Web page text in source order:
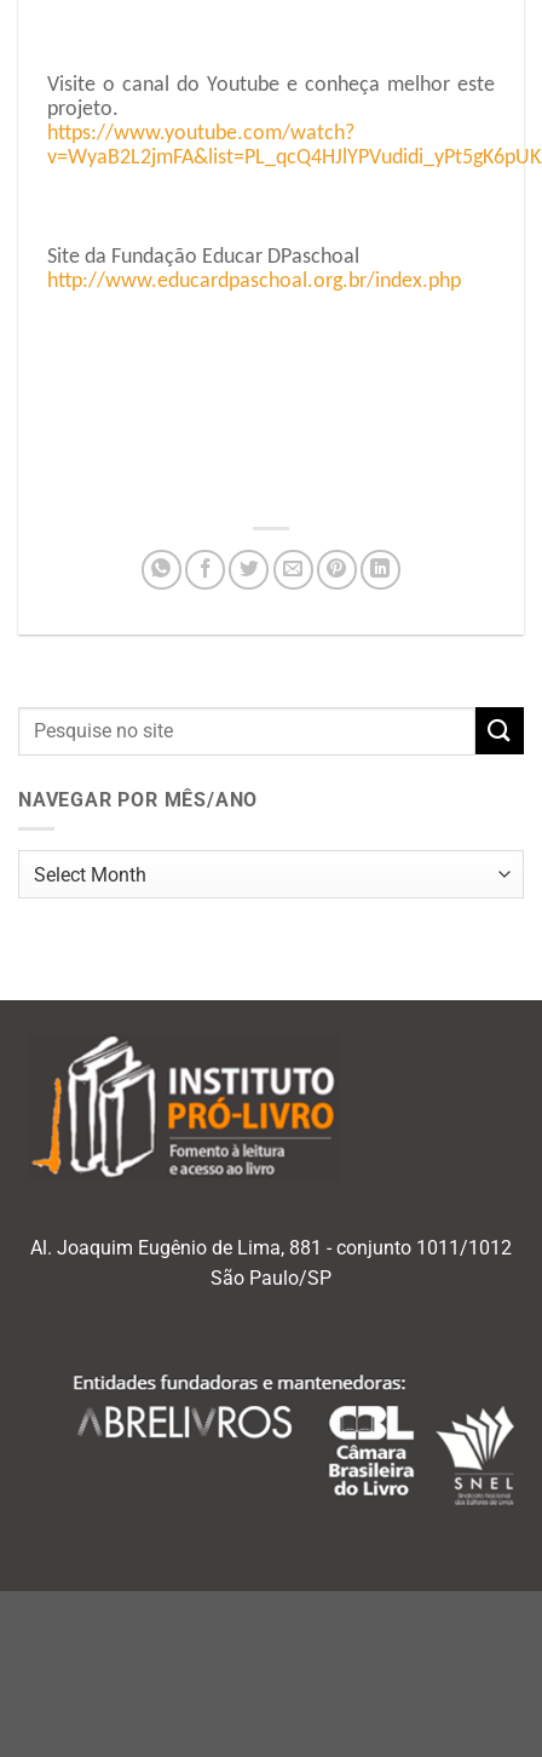
Visite o canal do Youtube e conheça melhor este
projeto.
https://www.youtube.com/watch?
Site da Fundação Educar DPaschoal
http://www.educardpaschoal.org.br/index.php
NAVEGAR POR MÊS/ANO
Navegar
Al. Joaquim Eugênio de Lima, 881 - conjunto 1011/1012
São Paulo/SP